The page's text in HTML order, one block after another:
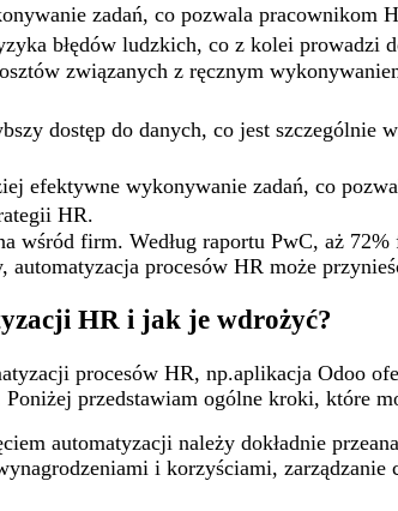
zadań, co pozwala pracownikom
błędów ludzkich, co z kolei prowadzi
związanych z ręcznym
dostęp do danych, co jest szczególnie
efektywne wykonywanie zadań, co
HR.
wśród firm. Według raportu PwC, aż
procesów HR może
HR i jak je wdrożyć?
procesów HR, np.aplikacja Odoo
przedstawiam ogólne kroki, które
automatyzacji należy dokładnie
i korzyściami,